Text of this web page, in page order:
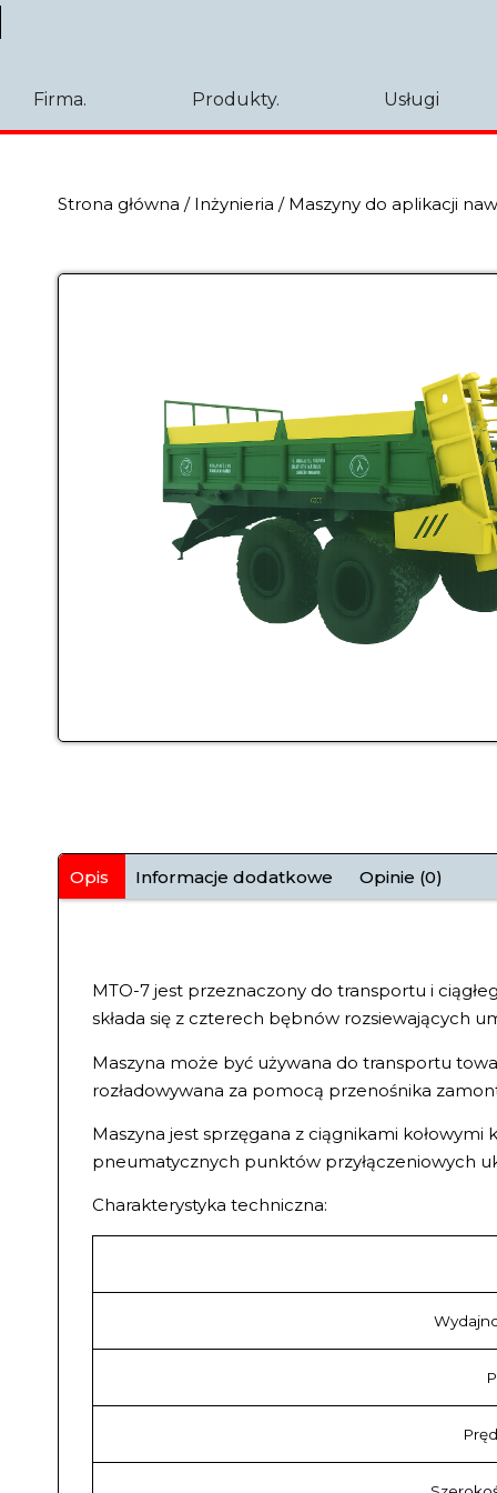
Firma. Produkty. Usługi
Strona główna / Inżynieria / Maszyny do aplikacji
Opis Informacje dodatkowe Opinie (0)
MTO-7 jest przeznaczony do transportu i
składa się z czterech bębnów rozsiewających
Maszyna może być używana do transportu
rozładowywana za pomocą przenośnika
Maszyna jest sprzęgana z ciągnikami
pneumatycznych punktów przyłączeniowych
Charakterystyka techniczna: